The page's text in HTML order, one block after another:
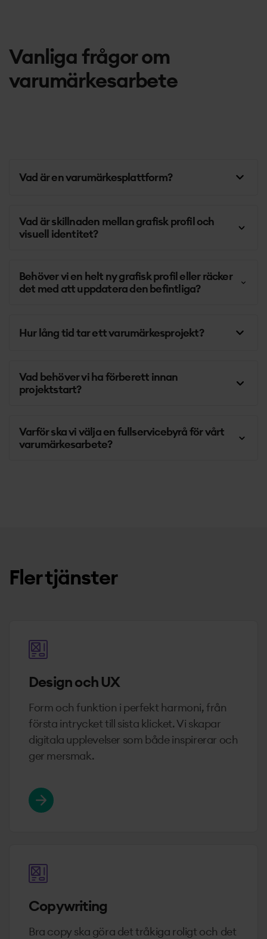
Vanliga frågor om
varumärkesarbete
Vad är en varumärkesplattform?
Vad är skillnaden mellan grafisk profil och
visuell identitet?
Behöver vi en helt ny grafisk profil eller räcker
det med att uppdatera den befintliga?
Hur lång tid tar ett varumärkesprojekt?
Vad behöver vi ha förberett innan
projektstart?
Varför ska vi välja en fullservicebyrå för vårt
varumärkesarbete?
Fler tjänster
Design och UX
Form och funktion i perfekt harmoni, från
första intrycket till sista klicket. Vi skapar
digitala upplevelser som både inspirerar och
ger mersmak.
Läs mer om Design och UX
Copywriting
Bra copy ska göra det tråkiga roligt och det